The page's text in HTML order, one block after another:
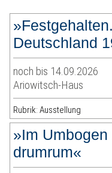
Deutschland
noch bis 14.09.2026
Ariowitsch-Haus
Rubrik: Ausstellung
»Im
drumrum«